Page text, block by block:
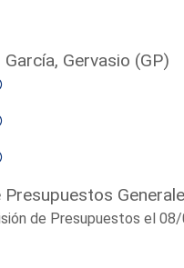
Gervasio (GP)
de Presupuestos el